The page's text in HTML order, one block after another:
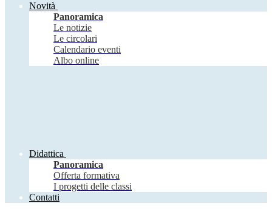
Novità
Panoramica
Le notizie
Le circolari
Calendario eventi
Albo online
Didattica
Panoramica
Offerta formativa
I progetti delle classi
Contatti